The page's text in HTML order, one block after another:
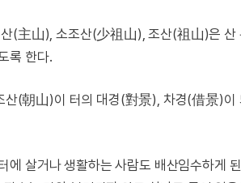
산(主山), 소조산(少祖山), 조산(祖山)은 산
록 한다.
산(朝山)이 터의 대경(對景), 차경(借景)이
에 살거나 생활하는 사람도 배산임수하게